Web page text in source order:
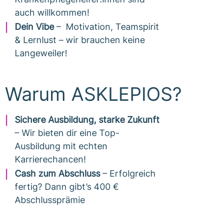
auch willkommen!
Dein Vibe– Motivation, Teamspirit
& Lernlust – wir brauchen keine
Langeweiler!
Warum ASKLEPIOS?
Sichere Ausbildung, starke Zukunft
– Wir bieten dir eine Top-
Ausbildung mit echten
Karrierechancen!
Cash zum Abschluss– Erfolgreich
fertig? Dann gibt’s 400 €
Abschlussprämie